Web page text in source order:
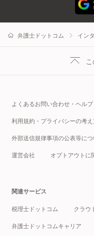
弁護士ドットコム イン
よくあるお問い合わせ・ヘルプ
利用規約・プライバシーの考
外部送信規律事項の公表等に
運営会社 オプトアウトに
関連サービス
税理士ドットコム クラウ
弁護士ドットコムキャリア